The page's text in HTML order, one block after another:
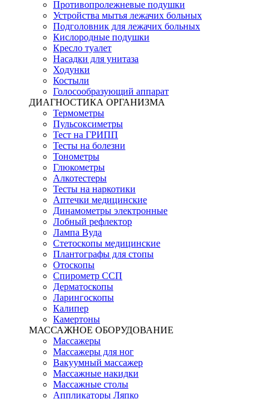
Противопролежневые подушки
Устройства мытья лежачих больных
Подголовник для лежачих больных
Кислородные подушки
Кресло туалет
Насадки для унитаза
Ходунки
Костыли
Голосообразующий аппарат
ДИАГНОСТИКА ОРГАНИЗМА
Термометры
Пульсоксиметры
Тест на ГРИПП
Тесты на болезни
Тонометры
Глюкометры
Алкотестеры
Тесты на наркотики
Аптечки медицинские
Динамометры электронные
Лобный рефлектор
Лампа Вуда
Стетоскопы медицинские
Плантографы для стопы
Отоскопы
Спирометр ССП
Дерматоскопы
Ларингоскопы
Калипер
Камертоны
МАССАЖНОЕ ОБОРУДОВАНИЕ
Массажеры
Массажеры для ног
Вакуумный массажер
Массажные накидки
Массажные столы
Аппликаторы Ляпко